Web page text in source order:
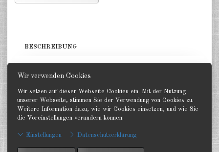
Wir verwenden Cookies
Wir setzen auf dieser Webseite Cookies ein. Mit der Nutzung
unserer Webseite, stimmen Sie der Verwendung von Cookies zu.
Weitere Information dazu, wie wir Cookies einsetzen, und wie Sie
die Voreinstellungen verändern können:
Einstellungen Datenschutzerklärung
Warschauer Pakt Artillerie 1:285
Warschauer Pakt andere 1:285
Länder verschiedene 1:285
Vietnam Krieg 1:285
BESCHREIBUNG
Zurück